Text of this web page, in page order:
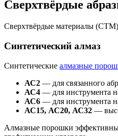
Сверхтвёрдые
Сверхтвёрдые материалы (СТМ)
Синтетический алмаз
Синтетические алмазные
АС2 — для связанного
АС4 — для инструмента
АС6 — для инструмента
АС15, АС20, АС32 —
Алмазные порошки эффективны